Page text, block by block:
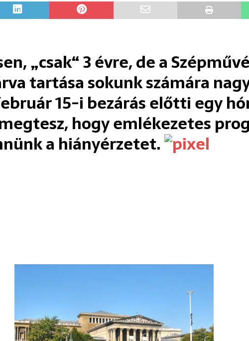
„csak“ 3 évre, de a
tartása sokunk számára
15-i bezárás előtti egy
hogy emlékezetes
a hiányérzetet.